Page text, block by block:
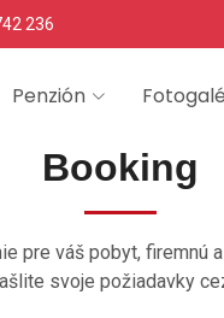
236
Penzión
Booking
pre váš pobyt, firemnú
svoje požiadavky